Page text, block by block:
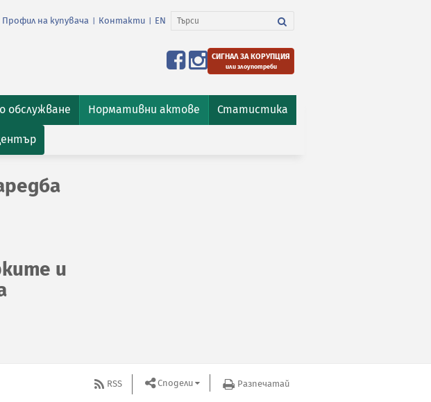
Профил на купувача Контакти EN
СИГНАЛ ЗА КОРУПЦИЯ
или злоупотреби
обслужване Нормативни актове Статистика
и
RSS Сподели Разпечатай